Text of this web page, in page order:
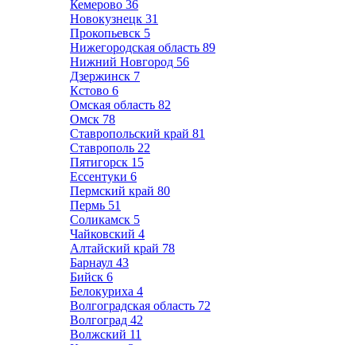
Кемерово 36
Новокузнецк 31
Прокопьевск 5
Нижегородская область 89
Нижний Новгород 56
Дзержинск 7
Кстово 6
Омская область 82
Омск 78
Ставропольский край 81
Ставрополь 22
Пятигорск 15
Ессентуки 6
Пермский край 80
Пермь 51
Соликамск 5
Чайковский 4
Алтайский край 78
Барнаул 43
Бийск 6
Белокуриха 4
Волгоградская область 72
Волгоград 42
Волжский 11